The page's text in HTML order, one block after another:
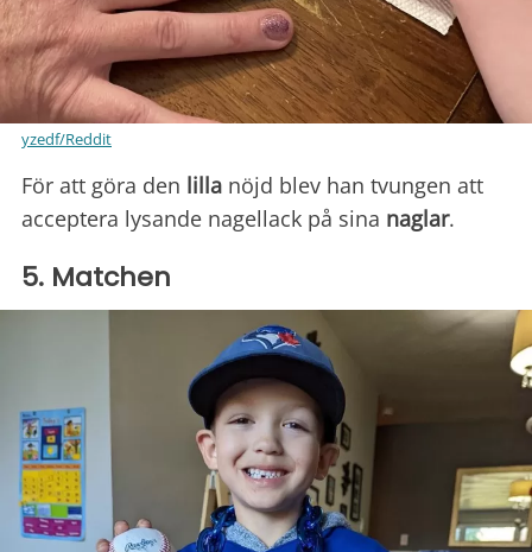
yzedf/Reddit
För att göra den lilla nöjd blev han tvungen att
acceptera lysande nagellack på sina naglar.
5. Matchen